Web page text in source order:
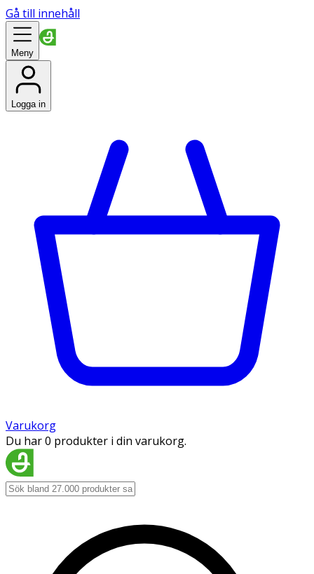
Gå till innehåll
Meny
Logga in
Varukorg
Du har 0 produkter i din varukorg.